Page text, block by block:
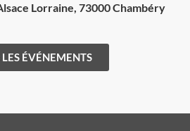
Lorraine, 73000 Chambéry
LES ÉVÉNEMENTS